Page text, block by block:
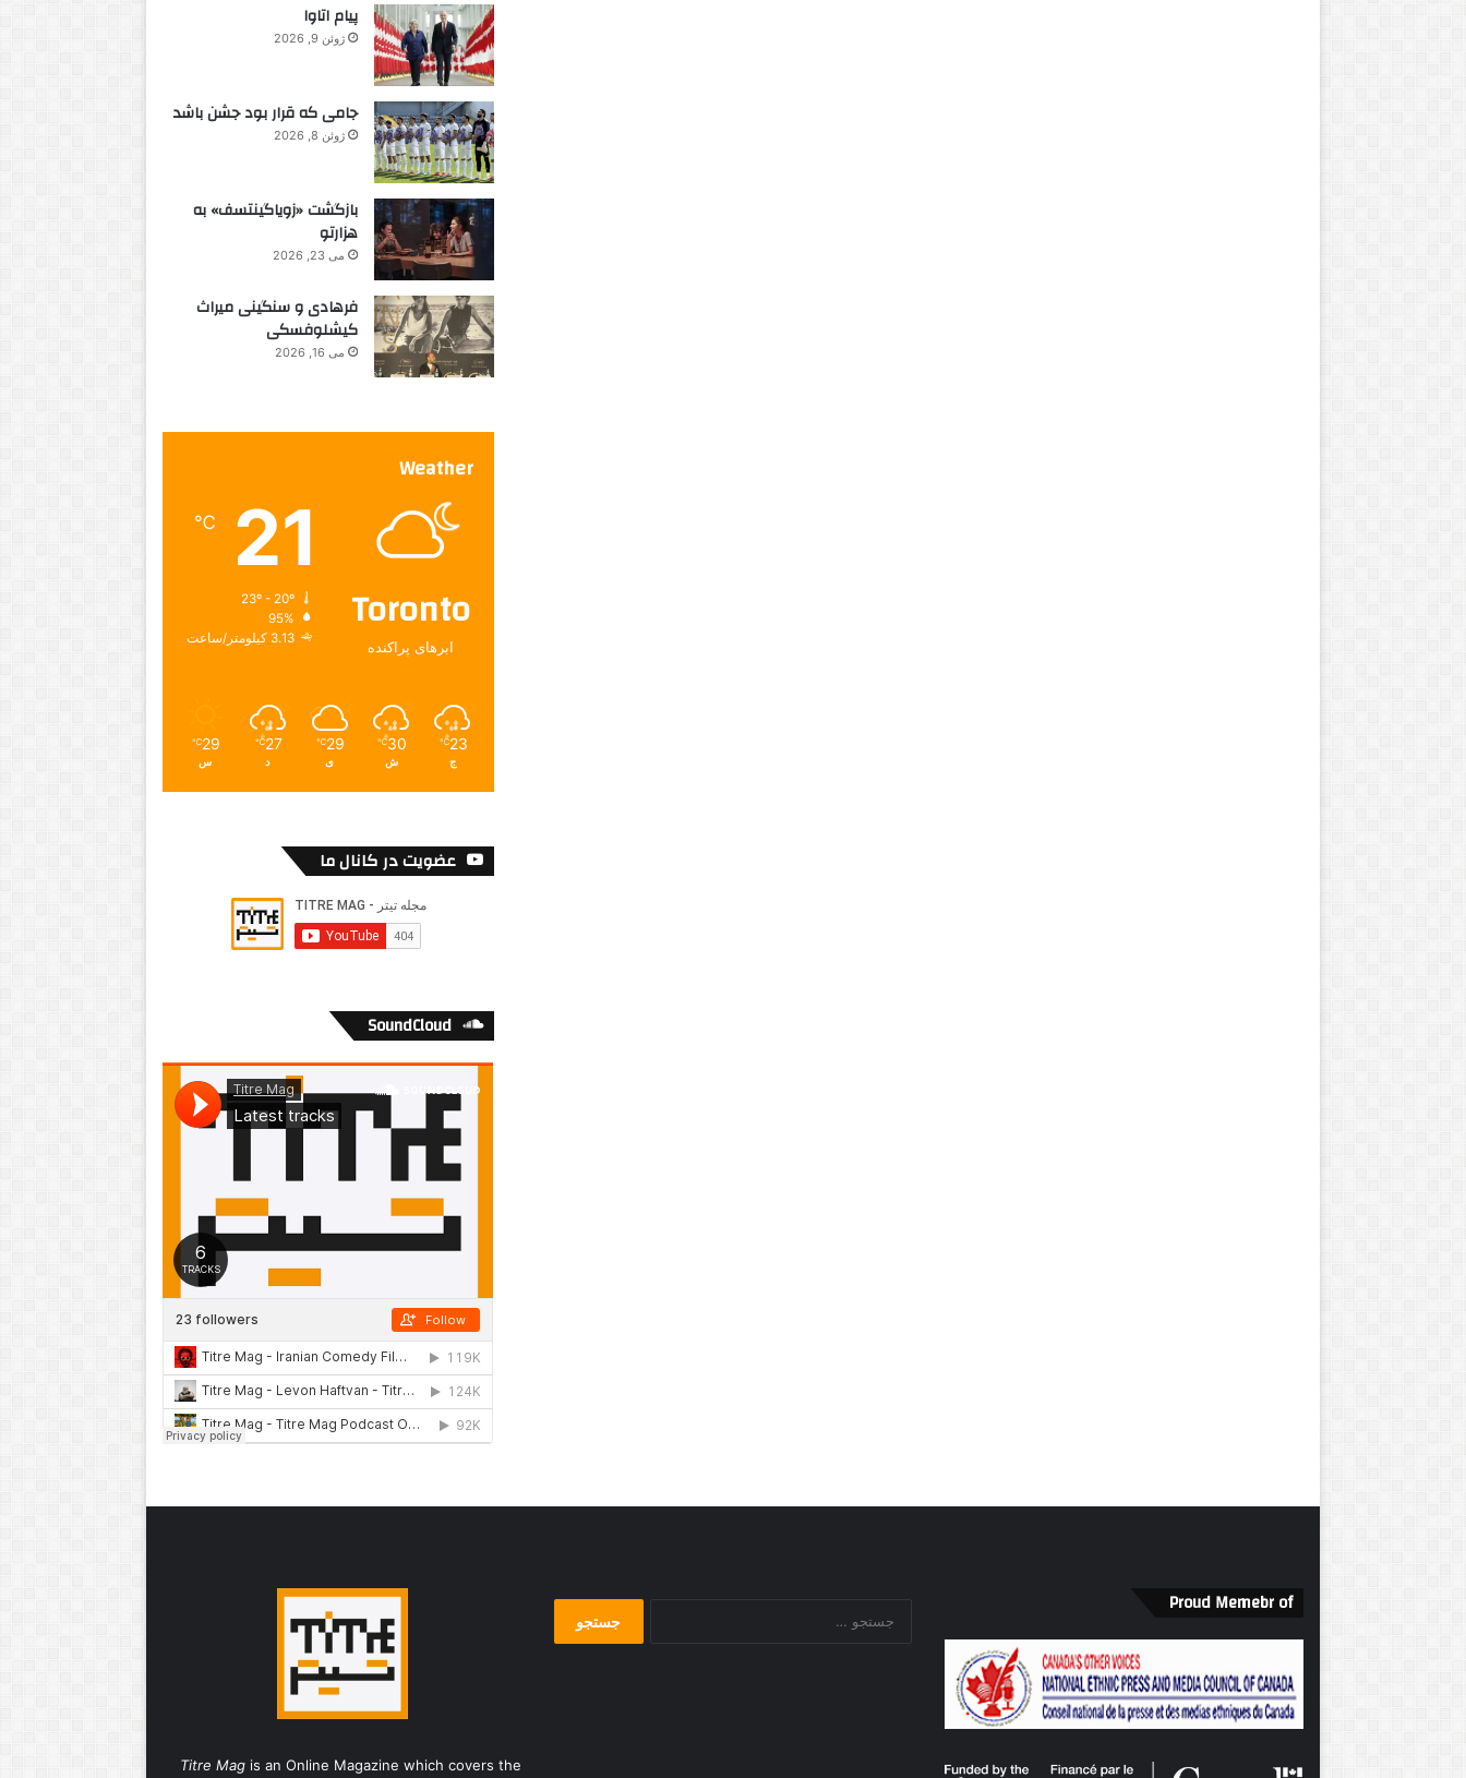
پیام اتاوا
ژوئن 9, 2026
جامی که قرار بود جشن باشد
ژوئن 8, 2026
بازگشت «زویاگینتسف» به
هزارتو
می 23, 2026
فرهادی و سنگینی میراث
کیشلوفسکی
می 16, 2026
Weather
Toronto
ابرهای پراکنده
21
℃
95%
3.13 کیلومتر/ساعت
23
℃
ج
30
℃
ش
29
℃
ی
27
℃
د
29
℃
س
عضویت در کانال ما
SoundCloud
Proud Memebr of
Titre Magis an Online Magazine which covers the